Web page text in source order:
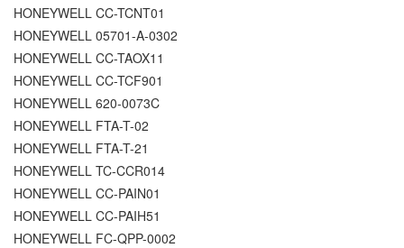
HONEYWELL CC-TCNT01
HONEYWELL 05701-A-0302
HONEYWELL CC-TAOX11
HONEYWELL CC-TCF901
HONEYWELL 620-0073C
HONEYWELL FTA-T-02
HONEYWELL FTA-T-21
HONEYWELL TC-CCR014
HONEYWELL CC-PAIN01
HONEYWELL CC-PAIH51
HONEYWELL FC-QPP-0002